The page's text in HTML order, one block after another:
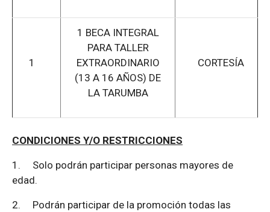
1
1 BECA INTEGRAL
PARA TALLER
EXTRAORDINARIO
(13 A 16 AÑOS) DE
LA TARUMBA
CORTESÍA
CONDICIONES Y/O RESTRICCIONES
1. Solo podrán participar personas mayores de
edad.
2. Podrán participar de la promoción todas las